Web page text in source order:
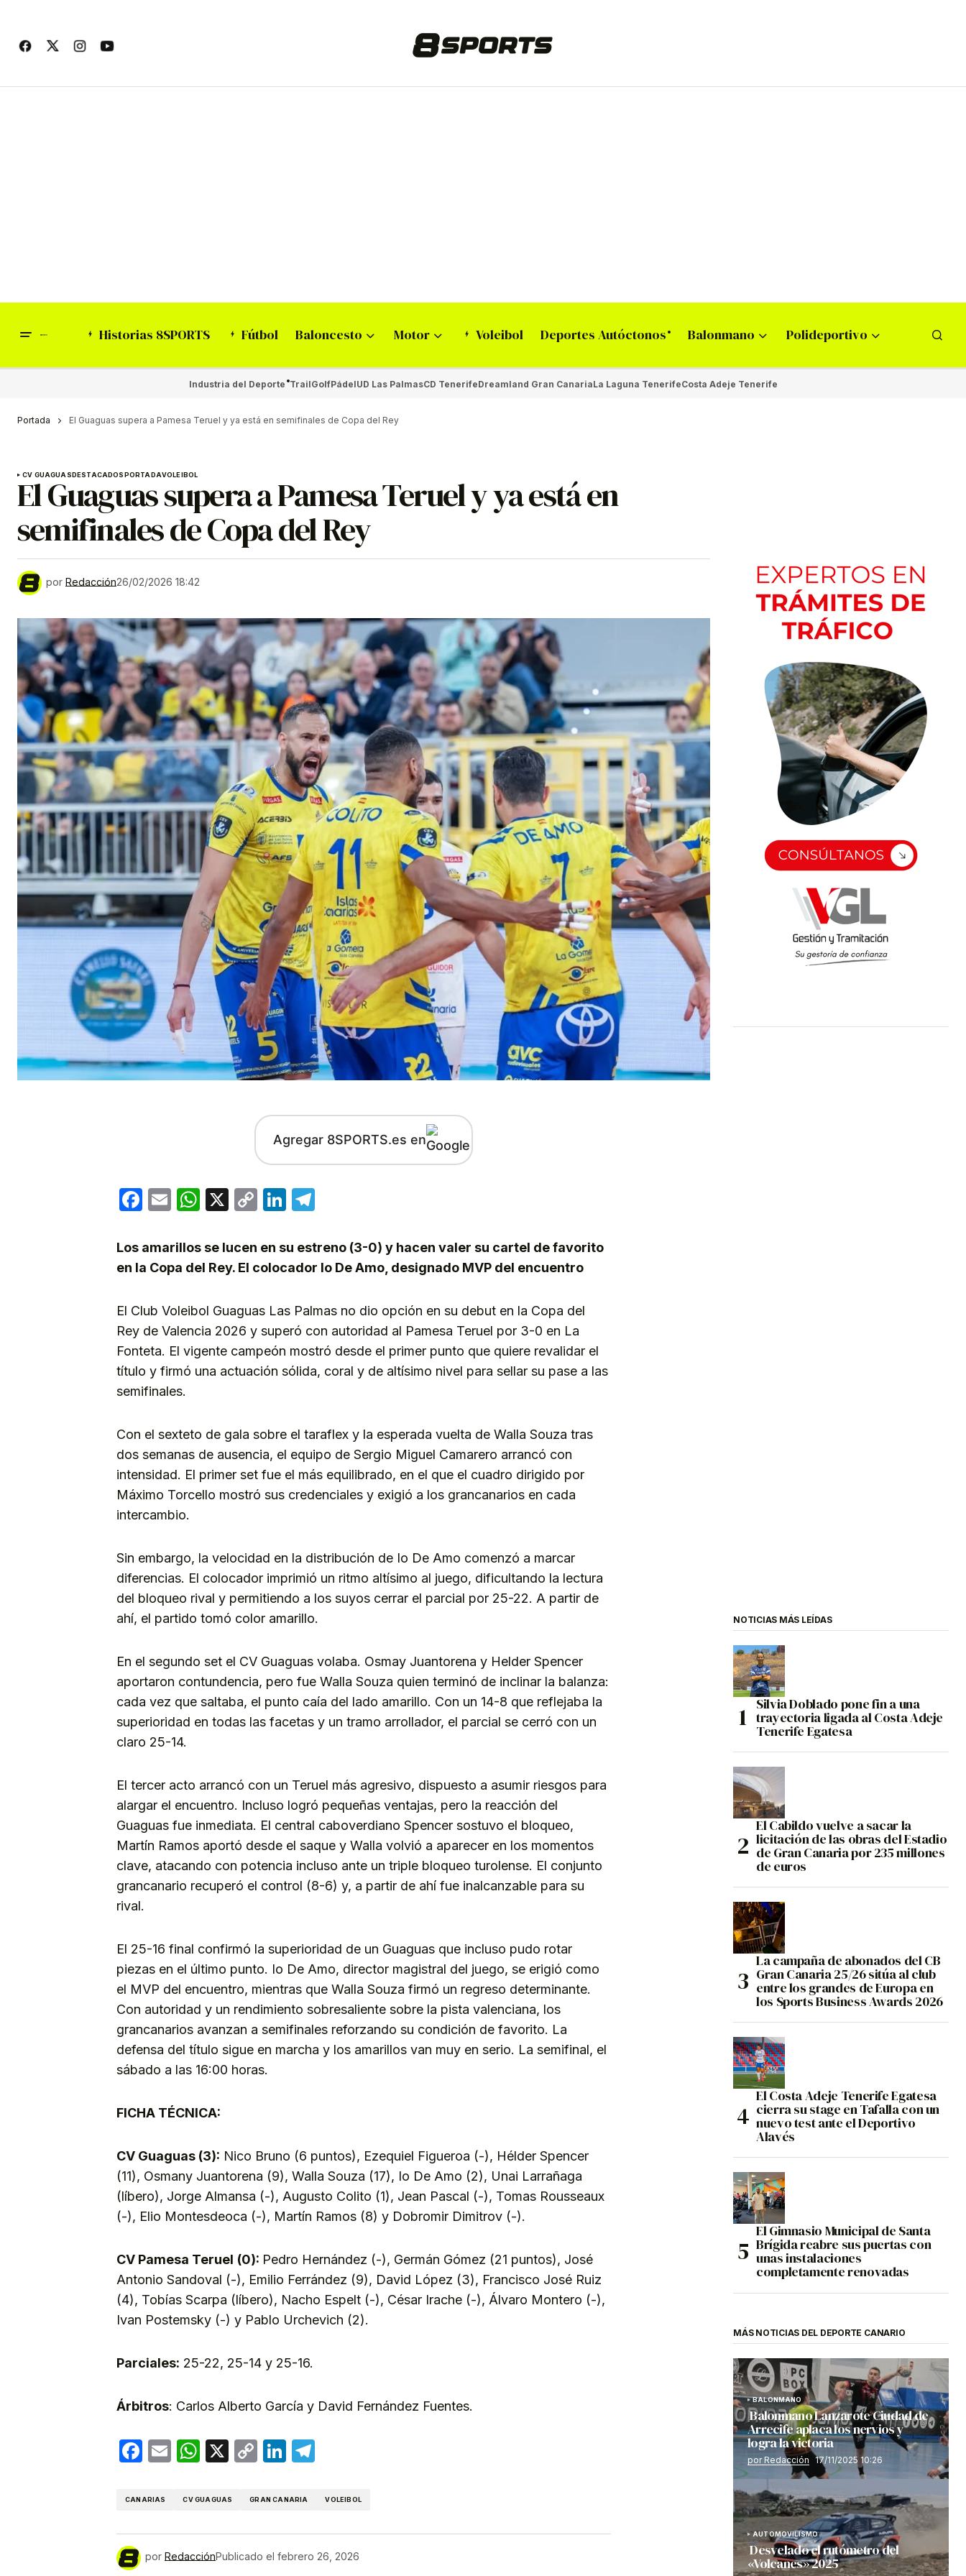
Historias 8SPORTS Fútbol Baloncesto Motor Voleibol Deportes Autóctonos Balonmano Polideportivo
Industria del Deporte TrailGolfPádelUD Las PalmasCD TenerifeDreamland Gran CanariaLa Laguna TenerifeCosta Adeje Tenerife
Portada El Guaguas supera a Pamesa Teruel y ya está en semifinales de Copa del Rey
CV GUAGUASDESTACADOSPORTADAVOLEIBOL
El Guaguas supera a Pamesa Teruel y ya está en
semifinales de Copa del Rey
por Redacción26/02/2026 18:42
Agregar 8SPORTS.es en
Facebook
EmailWhatsApp
X
CopyLinkedIn
Los amarillos se lucen en su estreno (3-0) y hacen valer su cartel de favorito
en la Copa del Rey. El colocador Io De Amo, designado MVP del encuentro
El Club Voleibol Guaguas Las Palmas no dio opción en su debut en la Copa del
Rey de Valencia 2026 y superó con autoridad al Pamesa Teruel por 3-0 en La
Fonteta. El vigente campeón mostró desde el primer punto que quiere revalidar el
título y firmó una actuación sólida, coral y de altísimo nivel para sellar su pase a las
semifinales.
Con el sexteto de gala sobre el taraflex y la esperada vuelta de Walla Souza tras
dos semanas de ausencia, el equipo de Sergio Miguel Camarero arrancó con
intensidad. El primer set fue el más equilibrado, en el que el cuadro dirigido por
Máximo Torcello mostró sus credenciales y exigió a los grancanarios en cada
intercambio.
Sin embargo, la velocidad en la distribución de Io De Amo comenzó a marcar
diferencias. El colocador imprimió un ritmo altísimo al juego, dificultando la lectura
del bloqueo rival y permitiendo a los suyos cerrar el parcial por 25-22. A partir de
ahí, el partido tomó color amarillo.
En el segundo set el CV Guaguas volaba. Osmay Juantorena y Helder Spencer
aportaron contundencia, pero fue Walla Souza quien terminó de inclinar la balanza:
cada vez que saltaba, el punto caía del lado amarillo. Con un 14-8 que reflejaba la
superioridad en todas las facetas y un tramo arrollador, el parcial se cerró con un
claro 25-14.
El tercer acto arrancó con un Teruel más agresivo, dispuesto a asumir riesgos para
alargar el encuentro. Incluso logró pequeñas ventajas, pero la reacción del
Guaguas fue inmediata. El central caboverdiano Spencer sostuvo el bloqueo,
Martín Ramos aportó desde el saque y Walla volvió a aparecer en los momentos
clave, atacando con potencia incluso ante un triple bloqueo turolense. El conjunto
grancanario recuperó el control (8-6) y, a partir de ahí fue inalcanzable para su
rival.
El 25-16 final confirmó la superioridad de un Guaguas que incluso pudo rotar
piezas en el último punto. Io De Amo, director magistral del juego, se erigió como
el MVP del encuentro, mientras que Walla Souza firmó un regreso determinante.
Con autoridad y un rendimiento sobresaliente sobre la pista valenciana, los
grancanarios avanzan a semifinales reforzando su condición de favorito. La
defensa del título sigue en marcha y los amarillos van muy en serio. La semifinal, el
sábado a las 16:00 horas.
FICHA TÉCNICA:
CV Guaguas (3): Nico Bruno (6 puntos), Ezequiel Figueroa (-), Hélder Spencer
(11), Osmany Juantorena (9), Walla Souza (17), Io De Amo (2), Unai Larrañaga
(líbero), Jorge Almansa (-), Augusto Colito (1), Jean Pascal (-), Tomas Rousseaux
(-), Elio Montesdeoca (-), Martín Ramos (8) y Dobromir Dimitrov (-).
CV Pamesa Teruel (0): Pedro Hernández (-), Germán Gómez (21 puntos), José
Antonio Sandoval (-), Emilio Ferrández (9), David López (3), Francisco José Ruiz
(4), Tobías Scarpa (líbero), Nacho Espelt (-), César Irache (-), Álvaro Montero (-),
Ivan Postemsky (-) y Pablo Urchevich (2).
Parciales: 25-22, 25-14 y 25-16.
Árbitros: Carlos Alberto García y David Fernández Fuentes.
Facebook
EmailWhatsApp
X
CopyLinkedIn
CANARIAS CV GUAGUAS GRAN CANARIA VOLEIBOL
por RedacciónPublicado el febrero 26, 2026
NOTICIAS MÁS LEÍDAS
Silvia Doblado pone fin a una
trayectoria ligada al Costa Adeje
Tenerife Egatesa
El Cabildo vuelve a sacar la
licitación de las obras del Estadio
de Gran Canaria por 235 millones
de euros
La campaña de abonados del CB
Gran Canaria 25/26 sitúa al club
entre los grandes de Europa en
los Sports Business Awards 2026
El Costa Adeje Tenerife Egatesa
cierra su stage en Tafalla con un
nuevo test ante el Deportivo
Alavés
El Gimnasio Municipal de Santa
Brígida reabre sus puertas con
unas instalaciones
completamente renovadas
MÁS NOTICIAS DEL DEPORTE CANARIO
BALONMANO
Balonmano Lanzarote Ciudad de
Arrecife aplaca los nervios y
logra la victoria
por Redacción 17/11/2025 10:26
AUTOMOVILISMO
Desvelado el rutómetro del
«Volcanes» 2025